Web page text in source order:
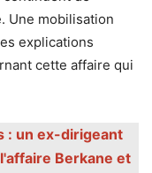
Une mobilisation
explications
cette affaire qui
: un ex-dirigeant
Berkane et